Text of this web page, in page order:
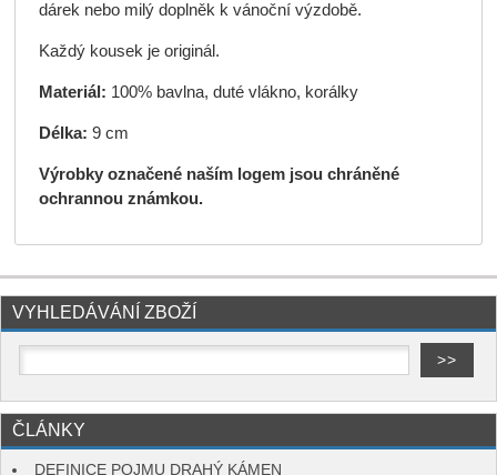
dárek nebo milý doplněk k vánoční výzdobě.
Každý kousek je originál.
Materiál: 100% bavlna, duté vlákno, korálky
Délka: 9 cm
Výrobky označené naším logem jsou chráněné
ochrannou známkou.
VYHLEDÁVÁNÍ ZBOŽÍ
ČLÁNKY
DEFINICE POJMU DRAHÝ KÁMEN